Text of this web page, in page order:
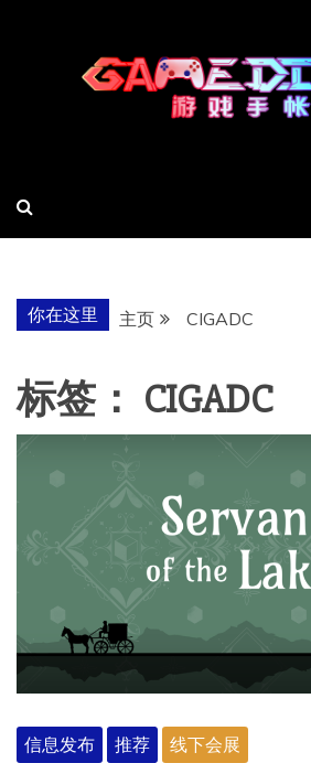
你在这里 主页 CIGADC
标签： CIGADC
信息发布 推荐 线下会展